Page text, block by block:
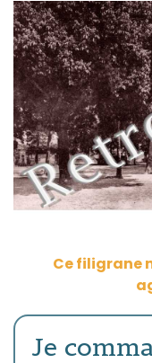
Ce filigrane
Je